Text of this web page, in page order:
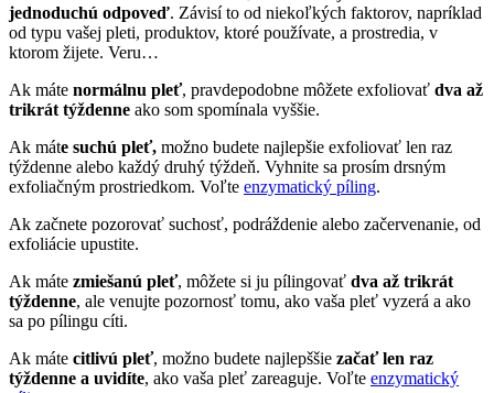
jednoduchú odpoveď. Závisí to od niekoľkých faktorov, napríklad
od typu vašej pleti, produktov, ktoré používate, a prostredia, v
ktorom žijete. Veru…
Ak máte normálnu pleť, pravdepodobne môžete exfoliovať dva až
trikrát týždenne ako som spomínala vyššie.
Ak máte suchú pleť, možno budete najlepšie exfoliovať len raz
týždenne alebo každý druhý týždeň. Vyhnite sa prosím drsným
exfoliačným prostriedkom. Voľte enzymatický píling.
Ak začnete pozorovať suchosť, podráždenie alebo začervenanie, od
exfoliácie upustite.
Ak máte zmiešanú pleť, môžete si ju pílingovať dva až trikrát
týždenne, ale venujte pozornosť tomu, ako vaša pleť vyzerá a ako
sa po pílingu cíti.
Ak máte citlivú pleť, možno budete najlepššie začať len raz
týždenne a uvidíte, ako vaša pleť zareaguje. Voľte enzymatický